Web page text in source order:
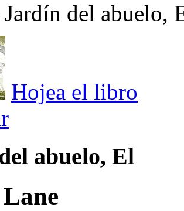
Jardín del abuelo,
Hojea el libro
abuelo, El